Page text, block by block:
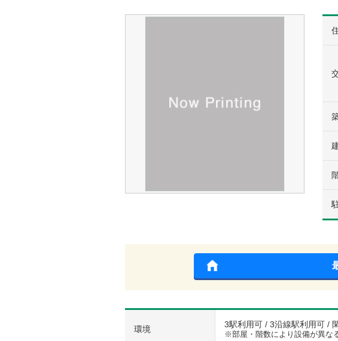
環境 3駅利用可 / 3沿線駅利用可 /
※部屋・階数により設備が異な